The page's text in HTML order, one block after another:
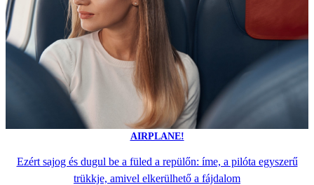
AIRPLANE!
Ezért sajog és dugul be a füled a repülőn: íme, a pilóta egyszerű
trükkje, amivel elkerülhető a fájdalom